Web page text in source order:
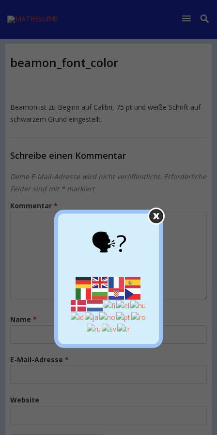
beamon_font_color
Beamon ist zu Beginn auf Calibri, 75 pt und weiße Schrift auf
schwarzem Grund eingestellt.
Schreibe einen Kommentar
Deine E-Mail-Adresse wird nicht veröffentlicht. Erforderliche
Felder sind mit *markiert
Kommentar*
Name*
E-Mail-Adresse*
Website
🗣?